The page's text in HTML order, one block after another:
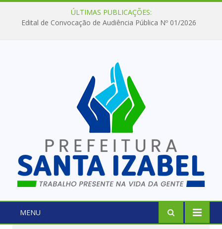
ÚLTIMAS PUBLICAÇÕES:
Edital de Convocação de Audiência Pública Nº 01/2026
MENU